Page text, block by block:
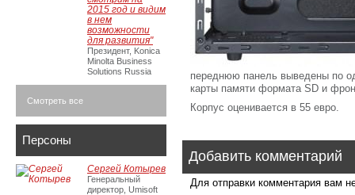
переднюю панель выведены по
карты памяти формата SD и
Корпус оценивается в 55 евро.
Добавить комментарий
Для отправки комментария вам
2015 год и видим
в нем
возможности
для развития"
Президент, Konica
Minolta Business
Solutions Russia
Смотреть все
Персоны
Сергей Котырев
Генеральный
директор, Umisoft